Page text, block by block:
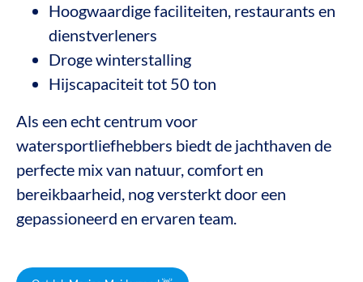
Hoogwaardige faciliteiten, restaurants en
dienstverleners
Droge winterstalling
Hijscapaciteit tot 50 ton
Als een echt centrum voor
watersportliefhebbers biedt de jachthaven de
perfecte mix van natuur, comfort en
bereikbaarheid, nog versterkt door een
gepassioneerd en ervaren team.